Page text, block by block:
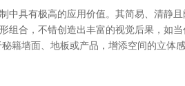
中具有极高的应用价值。其简易、清静
组合，不错创造出丰富的视觉后果，如
籍墙面、地板或产品，增添空间的立体